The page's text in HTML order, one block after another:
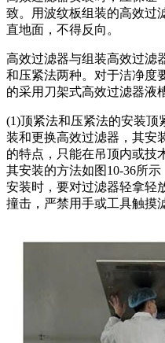
致。用波纹板组装的高效过
直地面，不得反向。
高效过滤器与组装高效过滤
和压紧法两种。对于洁净度
的采用刀架式高效过滤器液
(1)顶紧法和压紧法的安装
装和更换高效过滤器，其安
的特点，只能在吊顶内或技
其安装的方法如图10-36所示
安装时，要对过滤器轻拿轻
撞击，严禁用手或工具触摸